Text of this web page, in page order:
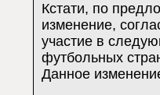
Кстати, по
изменение,
участие в
футбольных
Данное